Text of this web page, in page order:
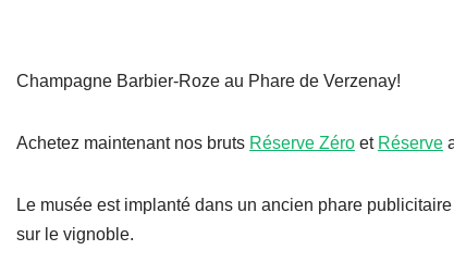
Champagne Barbier-Roze au Phare de Verzenay!
Achetez maintenant nos bruts Réserve Zéro et Réserve
Le musée est implanté dans un ancien phare
sur le vignoble.